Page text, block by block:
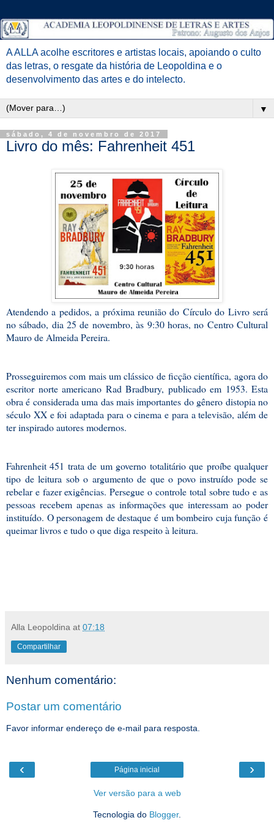
A ALLA acolhe escritores e artistas locais, apoiando o culto
das letras, o resgate da história de Leopoldina e o
desenvolvimento das artes e do intelecto.
▼
sábado, 4 de novembro de 2017
Livro do mês: Fahrenheit 451
Atendendo a pedidos, a próxima reunião do Círculo do Livro será
no sábado, dia 25 de novembro, às 9:30 horas, no Centro Cultural
Mauro de Almeida Pereira.
Prosseguiremos com mais um clássico de ficção científica, agora do
escritor norte americano Rad Bradbury, publicado em 1953. Esta
obra é considerada uma das mais importantes do gênero distopia no
século XX e foi adaptada para o cinema e para a televisão, além de
ter inspirado autores modernos.
Fahrenheit 451 trata de um governo totalitário que proíbe qualquer
tipo de leitura sob o argumento de que o povo instruído pode se
rebelar e fazer exigências. Persegue o controle total sobre tudo e as
pessoas recebem apenas as informações que interessam ao poder
instituído. O personagem de destaque é um bombeiro cuja função é
queimar livros e tudo o que diga respeito à leitura.
Alla Leopoldina at 07:18
Compartilhar
Nenhum comentário:
Postar um comentário
Favor informar endereço de e-mail para resposta.
‹ ›
Página inicial
Ver versão para a web
Tecnologia do Blogger.